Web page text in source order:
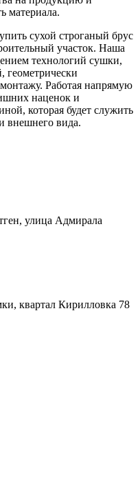
материала.
сухой строганый брус
участок. Наша
технологий сушки,
геометрически
Работая напрямую
наценок и
которая будет служить
внешнего вида.
улица Адмирала
квартал Кирилловка 78